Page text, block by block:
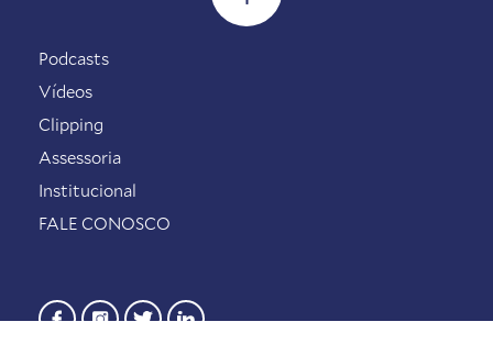
Podcasts
Vídeos
Clipping
Assessoria
Institucional
FALE CONOSCO